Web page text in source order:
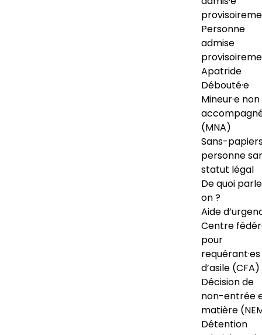
Personne
admise
Apatride
Débouté·e
Mineur·e non
(MNA)
Sans-
personne
statut légal
De quoi
on ?
Aide
Centre
pour
requérant·es
d’asile (CFA)
Décision de
non-entrée
matière
Détention